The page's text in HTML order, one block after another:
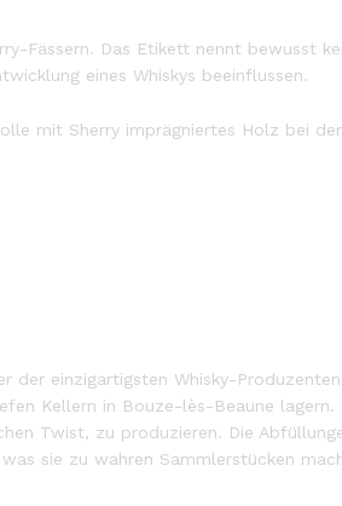
Fässern. Das Etikett nennt bewusst
eines Whiskys beeinflussen.
mit Sherry imprägniertes Holz bei
einzigartigsten Whisky-
Kellern in Bouze-lès-Beaune
Twist, zu produzieren. Die
sie zu wahren Sammlerstücken